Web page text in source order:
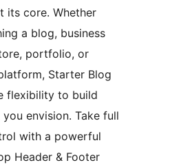
its core. Whether
a blog, business
portfolio, or
Starter Blog
flexibility to build
envision. Take full
with a powerful
Header & Footer